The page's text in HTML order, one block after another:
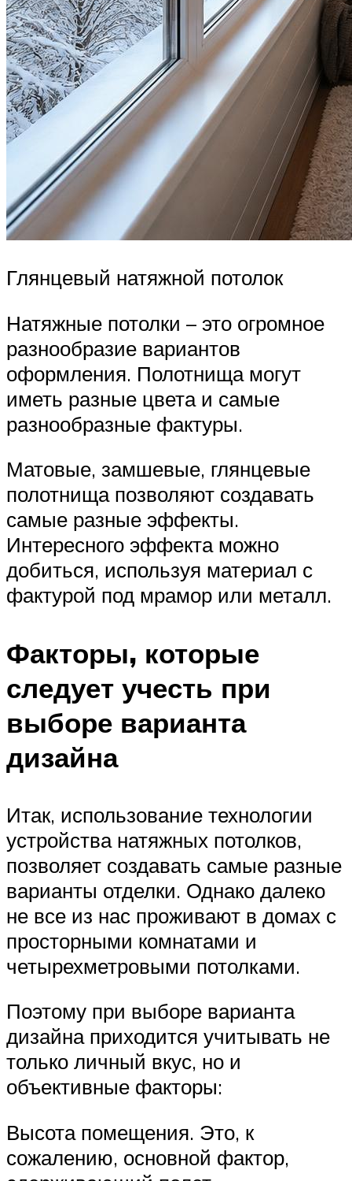
Глянцевый натяжной потолок
Натяжные потолки – это огромное
разнообразие вариантов
оформления. Полотнища могут
иметь разные цвета и самые
разнообразные фактуры.
Матовые, замшевые, глянцевые
полотнища позволяют создавать
самые разные эффекты.
Интересного эффекта можно
добиться, используя материал с
фактурой под мрамор или металл.
Факторы, которые
следует учесть при
выборе варианта
дизайна
Итак, использование технологии
устройства натяжных потолков,
позволяет создавать самые разные
варианты отделки. Однако далеко
не все из нас проживают в домах с
просторными комнатами и
четырехметровыми потолками.
Поэтому при выборе варианта
дизайна приходится учитывать не
только личный вкус, но и
объективные факторы:
Высота помещения. Это, к
сожалению, основной фактор,